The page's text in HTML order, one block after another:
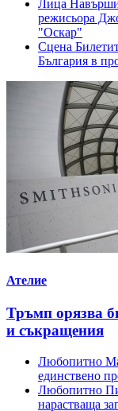
Лица
режисьора
"Оскар"
Сцена
България в
Ателие
Тръмп орязва
и съкращения
Любопитно
единствено
Любопитно
нарастваща